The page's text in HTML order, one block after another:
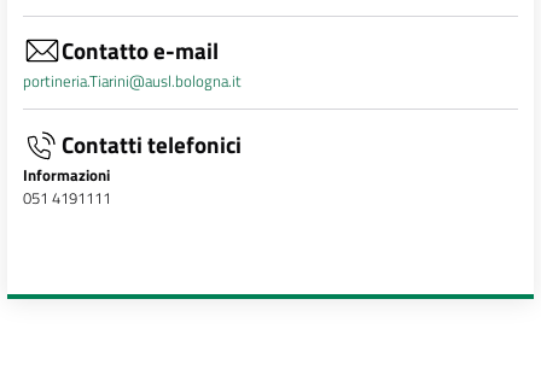
Contatto e-mail
portineria.Tiarini@ausl.bologna.it
Contatti telefonici
Informazioni
051 4191111